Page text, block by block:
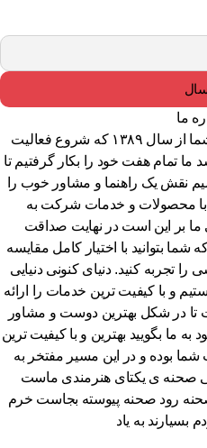
ما
سلام بر تنها راه : درود بیکران بر شما از سال ۱۳۸۹ که شروع فعالیت
تمام هفت خود را بکار گرفتیم تا
نقش یک راهنما و مشاور خوب را
با محصولات و خدمات شرکت به
ما بر این است در نهایت صداقت
بتوانید با اختیار کامل مقایسه
تجربه کنید. دنیای کنونی دنیایی
و با کیفیت ترین خدمات را ارائه
تا در شکل بهترین دوست و مشاور
به ما بگویید بهترین و با کیفیت ترین
شما بوده و در این مسیر مفتخر به
صحنه ی یکتای هنرمندی ماست
رود صحنه پیوسته بجاست خرم
به یاد